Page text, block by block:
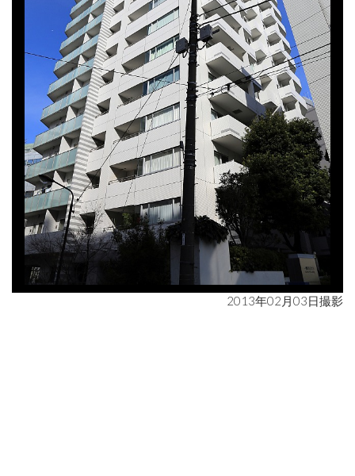
2013年02月03日撮影